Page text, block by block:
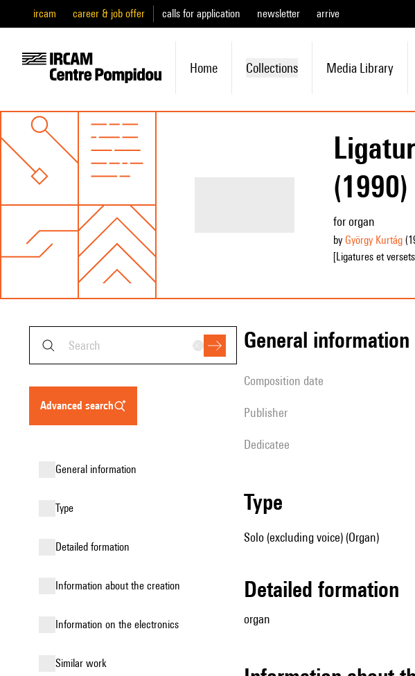
ircam career & job offer calls for application newsletter arrive
Home Collections Media Library
(1990)
for organ
by György Kurtág
[Ligatures et
advanced search
general information
type
detailed formation
information about the creation
Information on the electronics
similar work
general information
composition date
publisher
Dedicatee
type
Solo (excluding voice) (Organ)
detailed formation
organ